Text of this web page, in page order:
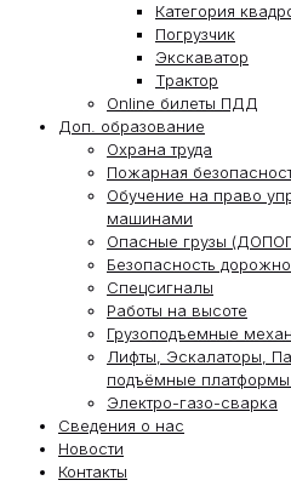
Категория
Погрузчик
Экскаватор
Трактор
Online билеты ПДД
Доп. образование
Охрана труда
Пожарная
Обучение на право
машинами
Опасные грузы
Безопасность
Спецсигналы
Работы на высоте
Грузоподъемные
Лифты, Эскалаторы,
подъёмные
Электро-газо-сварка
Сведения о нас
Новости
Контакты